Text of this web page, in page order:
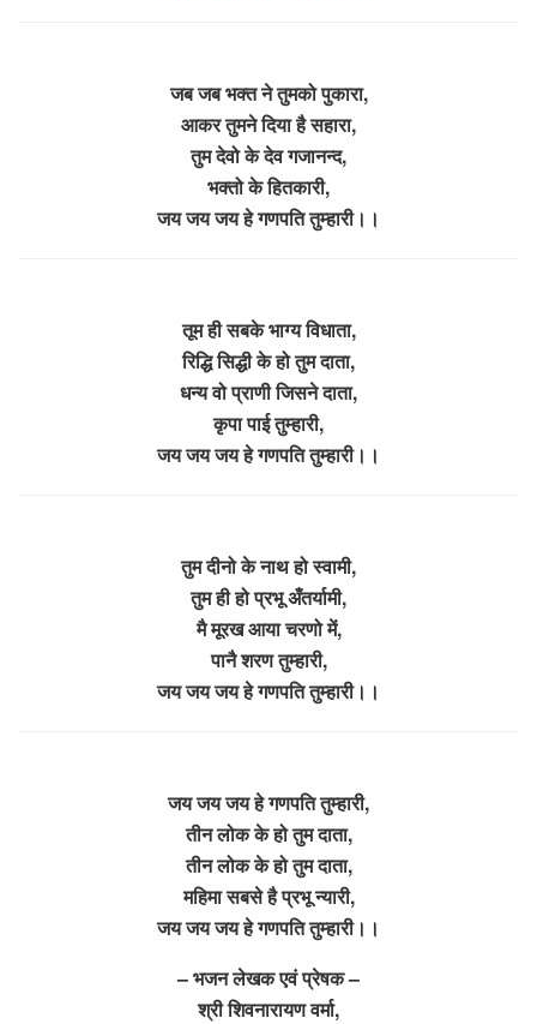
जब जब भक्त ने तुमको पुकारा,
आकर तुमने दिया है सहारा,
तुम देवो के देव गजानन्द,
भक्तो के हितकारी,
जय जय जय हे गणपति तुम्हारी।।
तूम ही सबके भाग्य विधाता,
रिद्धि सिद्धी के हो तुम दाता,
धन्य वो प्राणी जिसने दाता,
कृपा पाई तुम्हारी,
जय जय जय हे गणपति तुम्हारी।।
तुम दीनो के नाथ हो स्वामी,
तुम ही हो प्रभू अँतर्यामी,
मै मूरख आया चरणो में,
पानै शरण तुम्हारी,
जय जय जय हे गणपति तुम्हारी।।
जय जय जय हे गणपति तुम्हारी,
तीन लोक के हो तुम दाता,
तीन लोक के हो तुम दाता,
महिमा सबसे है प्रभू न्यारी,
जय जय जय हे गणपति तुम्हारी।।
– भजन लेखक एवं प्रेषक –
श्री शिवनारायण वर्मा,